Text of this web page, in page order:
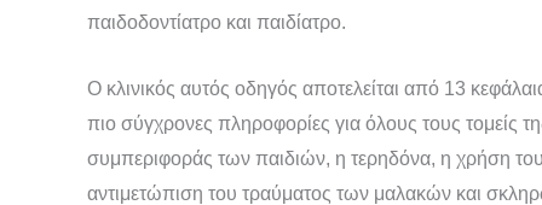
παιδοδοντίατρο και παιδίατρο.
Ο κλινικός αυτός οδηγός αποτελείται από 13
πιο σύγχρονες πληροφορίες για όλους τους τομείς
συμπεριφοράς των παιδιών, η τερηδόνα, η χρήση
αντιμετώπιση του τραύματος των μαλακών και